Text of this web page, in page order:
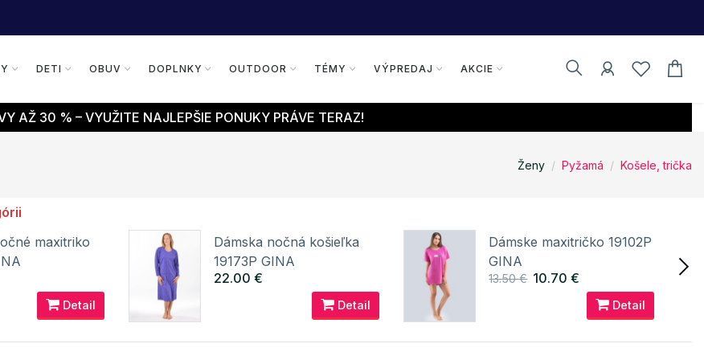
DETI OBUV DOPLNKY OUTDOOR TÉMY VÝPREDAJ AKCIE
AŽ 30 % – VYUŽITE NAJLEPŠIE PONUKY PRÁVE TERAZ!
Ženy Pyžamá Košele, trička
maxitriko
Detail
Dámska nočná košieľka
19173P GINA
22.00 €
Detail
Dámske maxitričko 19102P
GINA
13.50 € 10.70 €
Detail